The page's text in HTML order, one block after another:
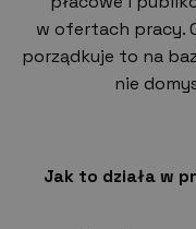
w ofertach pracy.
porządkuje to na
nie
Jak to działa w